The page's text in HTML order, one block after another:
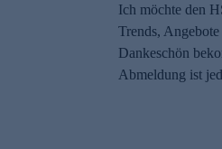
Ich möchte den
Trends,
Dankeschön
Abmeldung ist